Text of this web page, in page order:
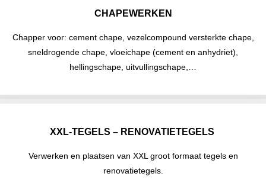
CHAPEWERKEN
Chapper voor: cement chape, vezelcompound versterkte chape,
sneldrogende chape, vloeichape (cement en anhydriet),
hellingschape, uitvullingschape,…
XXL-TEGELS – RENOVATIETEGELS
Verwerken en plaatsen van XXL groot formaat tegels en
renovatietegels.